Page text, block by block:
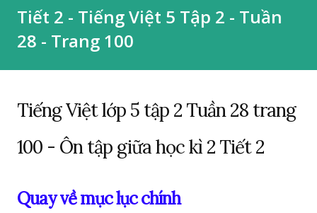
Tiết 2 - Tiếng Việt 5 Tập 2 - Tuần
28 - Trang 100
Tiếng Việt lớp 5 tập 2 Tuần 28 trang
100 - Ôn tập giữa học kì 2 Tiết 2
Quay về mục lục chính